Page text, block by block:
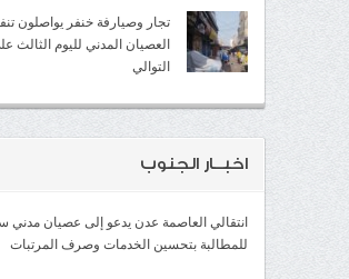
تجار وصيارفة خنفر يواصلون
العصيان المدني لليوم الثالث
التوالي
اخبــار الجنوب
انتقالي العاصمة عدن يدعو إلى عصيان مدني
للمطالبة بتحسين الخدمات وصرف المرتبات